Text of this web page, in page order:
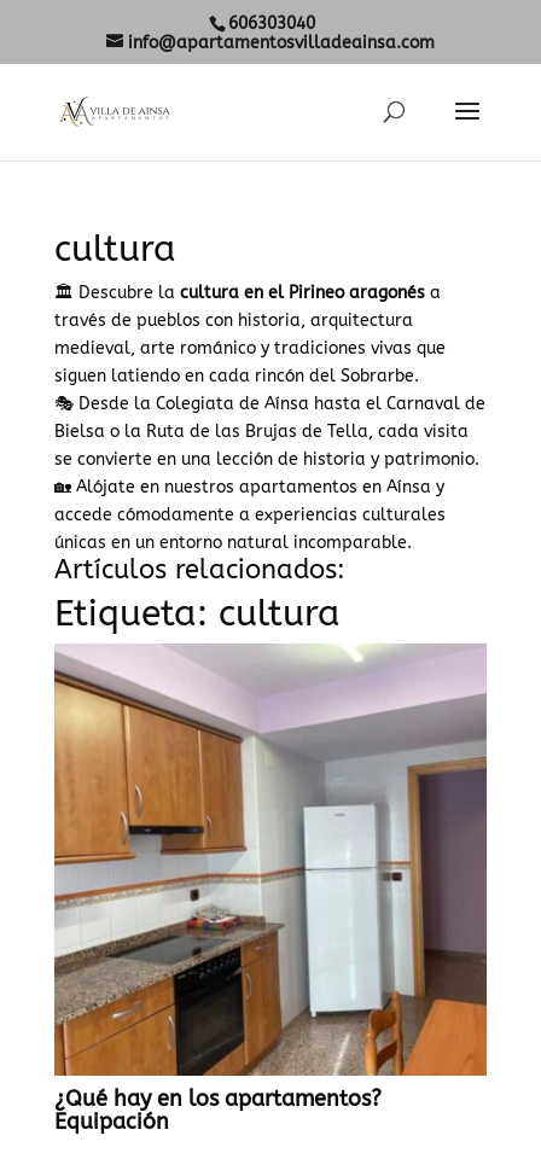
606303040
info@apartamentosvilladeainsa.com
cultura
🏛️ Descubre la cultura en el Pirineo aragonésa
través de pueblos con historia, arquitectura
medieval, arte románico y tradiciones vivas que
siguen latiendo en cada rincón del Sobrarbe.
🎭 Desde la Colegiata de Aínsa hasta el Carnaval de
Bielsa o la Ruta de las Brujas de Tella, cada visita
se convierte en una lección de historia y patrimonio.
🏡 Alójate en nuestros apartamentos en Aínsa y
accede cómodamente a experiencias culturales
únicas en un entorno natural incomparable.
Artículos relacionados:
Etiqueta: cultura
¿Qué hay en los apartamentos?
Equipación